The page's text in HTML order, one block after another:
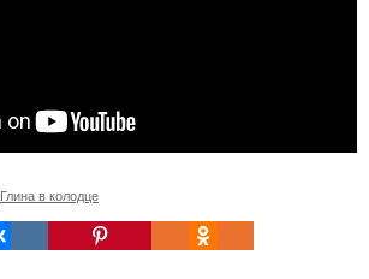
Глина в колодце